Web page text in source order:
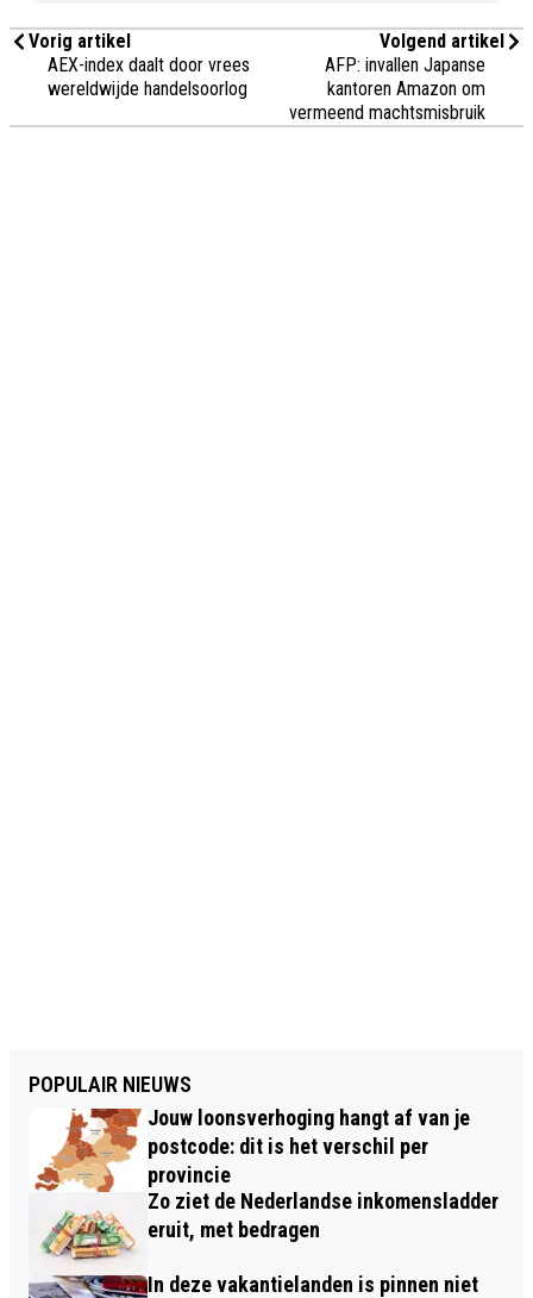
Vorig artikel
AEX-index daalt door vrees
wereldwijde handelsoorlog
Volgend artikel
AFP: invallen Japanse
kantoren Amazon om
vermeend machtsmisbruik
POPULAIR NIEUWS
Jouw loonsverhoging hangt af van je
postcode: dit is het verschil per
provincie
Zo ziet de Nederlandse inkomensladder
eruit, met bedragen
In deze vakantielanden is pinnen niet